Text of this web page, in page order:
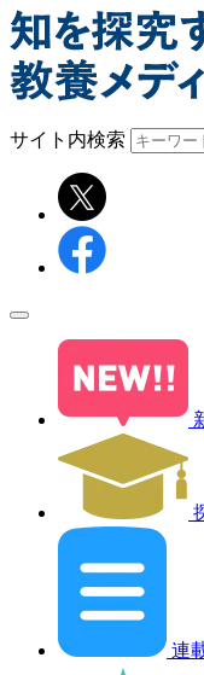
サイト内検索
連